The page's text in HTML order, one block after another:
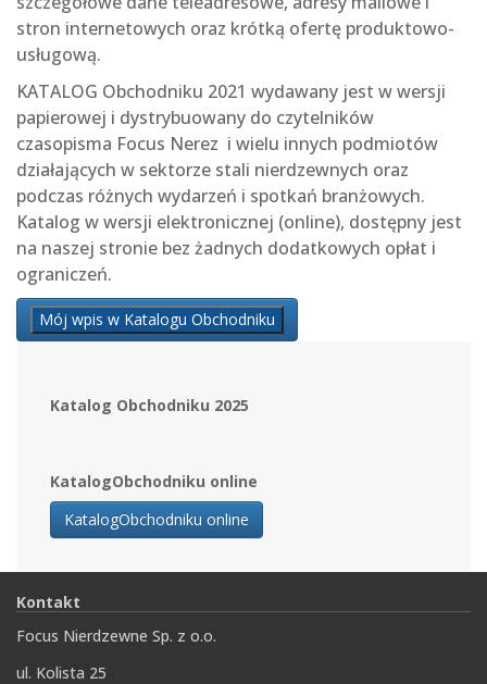
stron internetowych oraz krótką ofertę produktowo-
usługową.
KATALOG Obchodniku 2021 wydawany jest w wersji
papierowej i dystrybuowany do czy­telników
czasopisma Focus Nerez i wielu innych podmiotów
działających w sektorze stali nierdzewnych oraz
podczas różnych wydarzeń i spotkań branżowych.
Katalog w wersji elektronicznej (online), dostępny jest
na naszej stronie bez żadnych dodatkowych opłat i
ograniczeń.
Mój wpis w Katalogu Obchodniku
Katalog Obchodniku 2025
KatalogObchodniku online
KatalogObchodniku online
Kontakt
Focus Nierdzewne Sp. z o.o.
ul. Kolista 25